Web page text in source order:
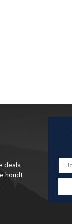
deals
houdt